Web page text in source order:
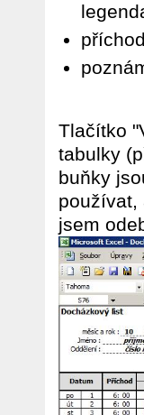
Tlačítko
tabulky
buňky
používat,
jsem